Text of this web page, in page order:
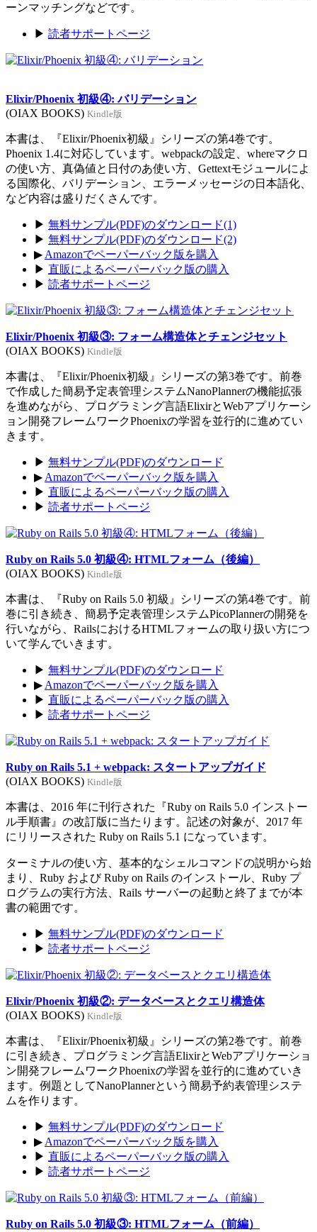
ーンマッチングなどです。
▶ 読者サポートページ
Elixir/Phoenix 初級④: バリデーション
(OIAX BOOKS) Kindle版
本書は、『Elixir/Phoenix初級』シリーズの第4巻です。
Phoenix 1.4に対応しています。webpackの設定、whereマクロ
の使い方、真偽値と日付のあ使い方、Gettextモジュールによ
る国際化、バリデーション、エラーメッセージの日本語化、
など内容は盛りだくさんです。
▶ 無料サンプル(PDF)のダウンロード(1)
▶ 無料サンプル(PDF)のダウンロード(2)
▶ Amazonでペーパーバック版を購入
▶ 直販によるペーパーバック版の購入
▶ 読者サポートページ
Elixir/Phoenix 初級③: フォーム構造体とチェンジセット
(OIAX BOOKS) Kindle版
本書は、『Elixir/Phoenix初級』シリーズの第3巻です。前巻
で作成した簡易予定表管理システムNanoPlannerの機能拡張
を進めながら、プログラミング言語ElixirとWebアプリケーシ
ョン開発フレームワークPhoenixの学習を並行的に進めてい
きます。
▶ 無料サンプル(PDF)のダウンロード
▶ Amazonでペーパーバック版を購入
▶ 直販によるペーパーバック版の購入
▶ 読者サポートページ
Ruby on Rails 5.0 初級④: HTMLフォーム（後編）
(OIAX BOOKS) Kindle版
本書は、『Ruby on Rails 5.0 初級』シリーズの第4巻です。前
巻に引き続き、簡易予定表管理システムPicoPlannerの開発を
行いながら、RailsにおけるHTMLフォームの取り扱い方につ
いて学んでいきます。
▶ 無料サンプル(PDF)のダウンロード
▶ Amazonでペーパーバック版を購入
▶ 直販によるペーパーバック版の購入
▶ 読者サポートページ
Ruby on Rails 5.1 + webpack: スタートアップガイド
(OIAX BOOKS) Kindle版
本書は、2016 年に刊行された『Ruby on Rails 5.0 インストー
ル手順書』の改訂版に当たります。記述の対象が、2017 年
にリリースされた Ruby on Rails 5.1 になっています。
ターミナルの使い方、基本的なシェルコマンドの説明から始
まり、Ruby および Ruby on Rails のインストール、Ruby プ
ログラムの実行方法、Rails サーバーの起動と終了までが本
書の範囲です。
▶ 無料サンプル(PDF)のダウンロード
▶ 読者サポートページ
Elixir/Phoenix 初級②: データベースとクエリ構造体
(OIAX BOOKS) Kindle版
本書は、『Elixir/Phoenix初級』シリーズの第2巻です。前巻
に引き続き、プログラミング言語ElixirとWebアプリケーショ
ン開発フレームワークPhoenixの学習を並行的に進めていき
ます。例題としてNanoPlannerという簡易予約表管理システ
ムを作ります。
▶ 無料サンプル(PDF)のダウンロード
▶ Amazonでペーパーバック版を購入
▶ 直販によるペーパーバック版の購入
▶ 読者サポートページ
Ruby on Rails 5.0 初級③: HTMLフォーム（前編）